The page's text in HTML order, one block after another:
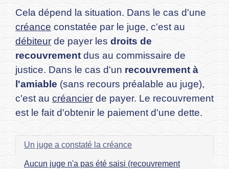
Cela dépend la situation. Dans le cas d'une
créance constatée par le juge, c'est au
débiteur de payer les droits de
recouvrementdus au commissaire de
justice. Dans le cas d'un recouvrement à
l'amiable (sans recours préalable au juge),
c'est au créancier de payer. Le recouvrement
est le fait d'obtenir le paiement d'une dette.
Un juge a constaté la créance
Aucun juge n'a pas été saisi (recouvrement